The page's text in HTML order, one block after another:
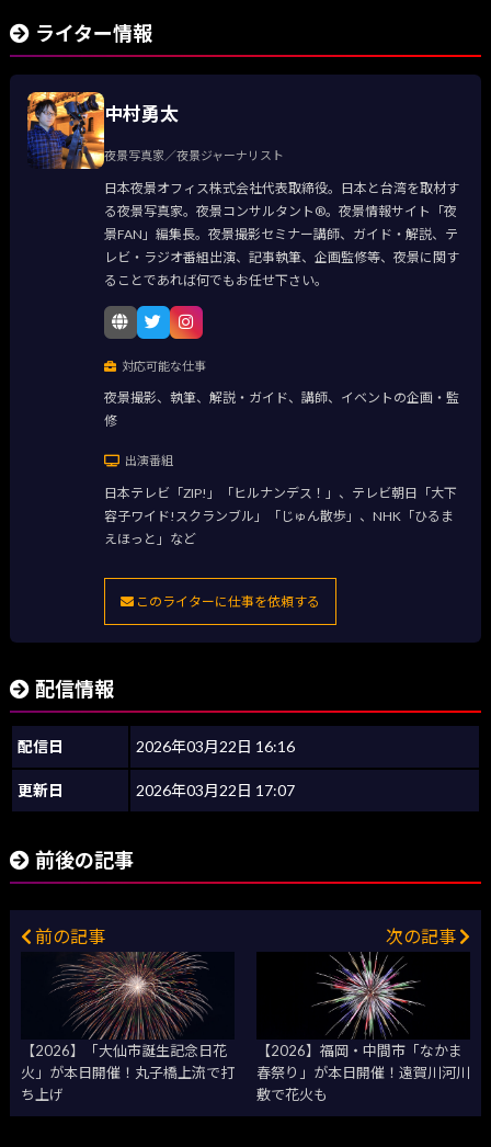
ライター情報
中村勇太
夜景写真家／夜景ジャーナリスト
日本夜景オフィス株式会社代表取締役。日本と台湾を取材す
る夜景写真家。夜景コンサルタント®。夜景情報サイト「夜
景FAN」編集長。夜景撮影セミナー講師、ガイド・解説、テ
レビ・ラジオ番組出演、記事執筆、企画監修等、夜景に関す
ることであれば何でもお任せ下さい。
対応可能な仕事
夜景撮影、執筆、解説・ガイド、講師、イベントの企画・監
修
出演番組
日本テレビ「ZIP!」「ヒルナンデス！」、テレビ朝日「大下
容子ワイド!スクランブル」「じゅん散歩」、NHK「ひるま
えほっと」など
このライターに仕事を依頼する
配信情報
配信日 2026年03月22日 16:16
更新日 2026年03月22日 17:07
前後の記事
前の記事
【2026】「大仙市誕生記念日花
火」が本日開催！丸子橋上流で打
ち上げ
次の記事
【2026】福岡・中間市「なかま
春祭り」が本日開催！遠賀川河川
敷で花火も